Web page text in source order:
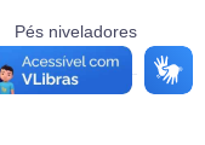
Pés niveladores